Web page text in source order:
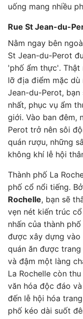
uống mang nhiều
Rue St Jean-du-
Nằm ngay bên
St Jean-du-Perot
'phố ẩm thực'. Thật
lỡ địa điểm mặc dù
Jean-du-Perot, bạn
nhất, phục vụ ẩm
giới. Vào ban đêm,
Perot trở nên sôi
quán rượu, những
không khí lễ hội
Thành phố La
phố cổ nổi tiếng.
Rochelle, bạn sẽ
vẹn nét kiến trúc
nhấn của thành
được xây dựng vào
quán ăn được
và đậm một làng
La Rochelle còn
văn hóa độc đáo
đến lễ hội hóa
phố kéo dài suốt